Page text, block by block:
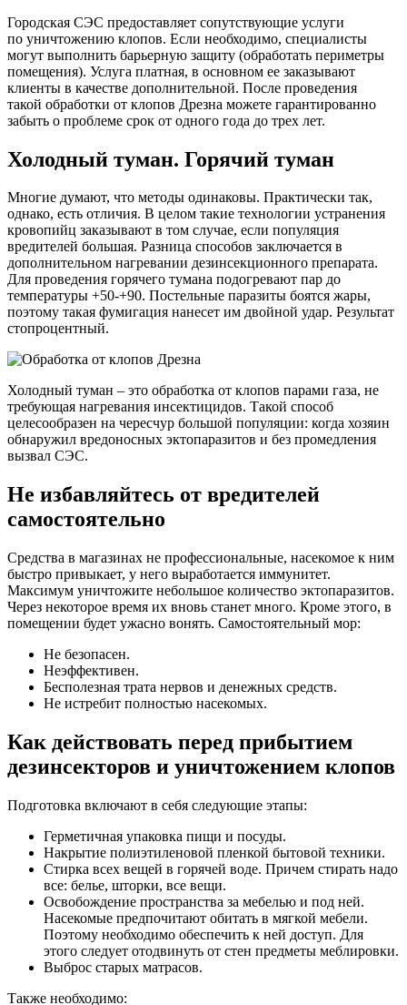
Городская СЭС предоставляет сопутствующие услуги
по уничтожению клопов. Если необходимо, специалисты
могут выполнить барьерную защиту (обработать периметры
помещения). Услуга платная, в основном ее заказывают
клиенты в качестве дополнительной. После проведения
такой обработки от клопов Дрезна можете гарантированно
забыть о проблеме срок от одного года до трех лет.
Холодный туман. Горячий туман
Многие думают, что методы одинаковы. Практически так,
однако, есть отличия. В целом такие технологии устранения
кровопийц заказывают в том случае, если популяция
вредителей большая. Разница способов заключается в
дополнительном нагревании дезинсекционного препарата.
Для проведения горячего тумана подогревают пар до
температуры +50-+90. Постельные паразиты боятся жары,
поэтому такая фумигация нанесет им двойной удар. Результат
стопроцентный.
Холодный туман – это обработка от клопов парами газа, не
требующая нагревания инсектицидов. Такой способ
целесообразен на чересчур большой популяции: когда хозяин
обнаружил вредоносных эктопаразитов и без промедления
вызвал СЭС.
Не избавляйтесь от вредителей
самостоятельно
Средства в магазинах не профессиональные, насекомое к ним
быстро привыкает, у него выработается иммунитет.
Максимум уничтожите небольшое количество эктопаразитов.
Через некоторое время их вновь станет много. Кроме этого, в
помещении будет ужасно вонять. Самостоятельный мор:
Не безопасен.
Неэффективен.
Бесполезная трата нервов и денежных средств.
Не истребит полностью насекомых.
Как действовать перед прибытием
дезинсекторов и уничтожением клопов
Подготовка включают в себя следующие этапы:
Герметичная упаковка пищи и посуды.
Накрытие полиэтиленовой пленкой бытовой техники.
Стирка всех вещей в горячей воде. Причем стирать надо
все: белье, шторки, все вещи.
Освобождение пространства за мебелью и под ней.
Насекомые предпочитают обитать в мягкой мебели.
Поэтому необходимо обеспечить к ней доступ. Для
этого следует отодвинуть от стен предметы меблировки.
Выброс старых матрасов.
Также необходимо: